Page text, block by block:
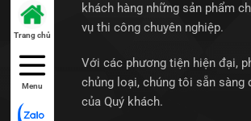
khách hàng những sản phẩm
vụ thi công chuyên nghiệp.
Với các phương tiện hiện đại,
chủng loại, chúng tôi sẵn sàng
của Quý khách.
Trang chủ
Menu